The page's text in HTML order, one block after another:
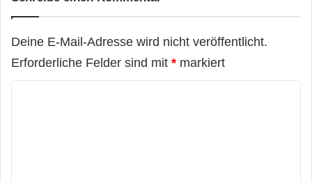
Deine E-Mail-Adresse wird nicht veröffentlicht.
Erforderliche Felder sind mit * markiert